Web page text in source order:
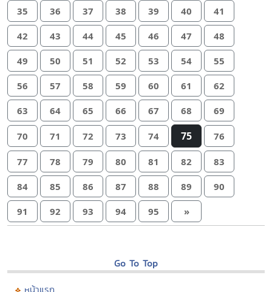
35 36 37 38 39 40 41
42 43 44 45 46 47 48
49 50 51 52 53 54 55
56 57 58 59 60 61 62
63 64 65 66 67 68 69
70 71 72 73 74 75 76
77 78 79 80 81 82 83
84 85 86 87 88 89 90
91 92 93 94 95 »
Go To Top
หน้าแรก